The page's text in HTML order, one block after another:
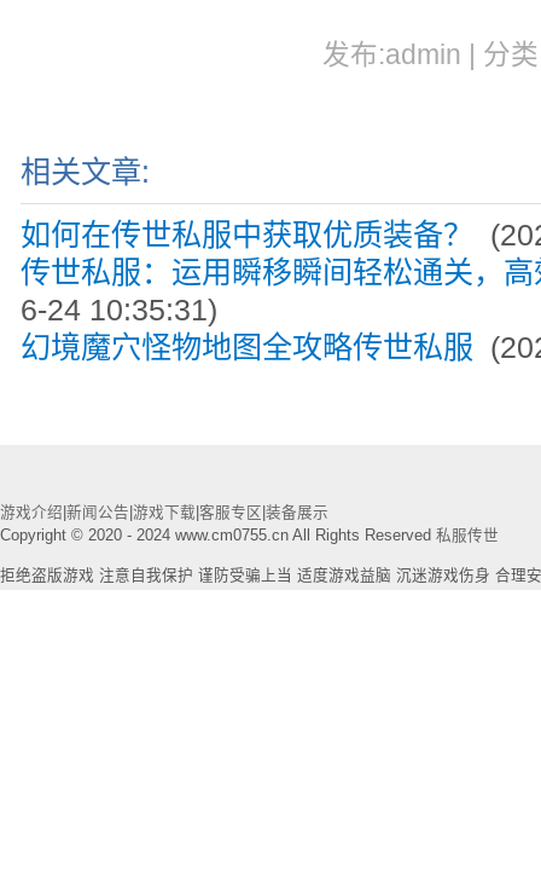
发布:admin | 分
相关文章:
如何在传世私服中获取优质装备？
传世私服：运用瞬移瞬间轻松通关，
6-24 10:35:31)
幻境魔穴怪物地图全攻略传世私服
游戏介绍 新闻公告 游戏下载 客服专区 装备展示
Copyright © 2020 - 2024 www.cm0755.cn All Rights Reserved 私服传世
拒绝盗版游戏 注意自我保护 谨防受骗上当 适度游戏益脑 沉迷游戏伤身 合理